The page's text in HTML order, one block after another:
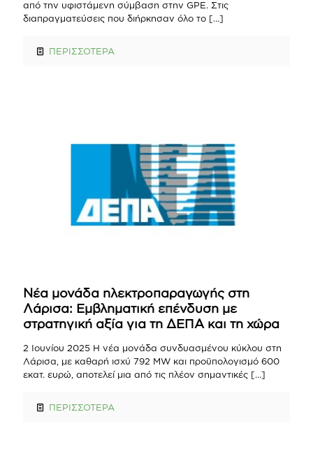
από την υφιστάμενη σύμβαση στην GPE. Στις
διαπραγματεύσεις που διήρκησαν όλο το […]
ΠΕΡΙΣΣΟΤΕΡΑ
Νέα μονάδα ηλεκτροπαραγωγής στη
Λάρισα: Εμβληματική επένδυση με
στρατηγική αξία για τη ΔΕΠΑ και τη χώρα
2 Ιουνίου 2025 Η νέα μονάδα συνδυασμένου κύκλου στη
Λάρισα, με καθαρή ισχύ 792 MW και προϋπολογισμό 600
εκατ. ευρώ, αποτελεί μια από τις πλέον σημαντικές […]
ΠΕΡΙΣΣΟΤΕΡΑ